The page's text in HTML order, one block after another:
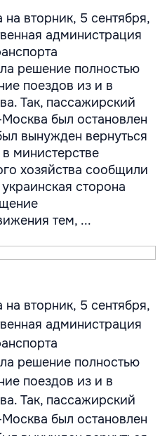
вторник, 5 сентября,
администрация
решение полностью
поездов из и в
Так, пассажирский
был остановлен
вынужден вернуться
министерстве
хозяйства сообщили
сторона
тем, ...
вторник, 5 сентября,
администрация
решение полностью
поездов из и в
Так, пассажирский
был остановлен